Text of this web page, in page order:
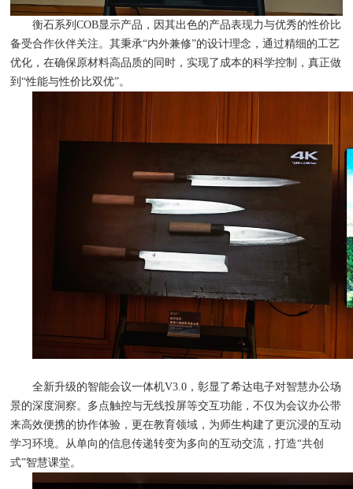
衡石系列COB显示产品，因其出色的产品表现力与优秀的性价比
备受合作伙伴关注。其秉承“内外兼修”的设计理念，通过精细的工艺
优化，在确保原材料高品质的同时，实现了成本的科学控制，真正做
到“性能与性价比双优”。
全新升级的智能会议一体机V3.0，彰显了希达电子对智慧办公场
景的深度洞察。多点触控与无线投屏等交互功能，不仅为会议办公带
来高效便携的协作体验，更在教育领域，为师生构建了更沉浸的互动
学习环境。从单向的信息传递转变为多向的互动交流，打造“共创
式”智慧课堂。